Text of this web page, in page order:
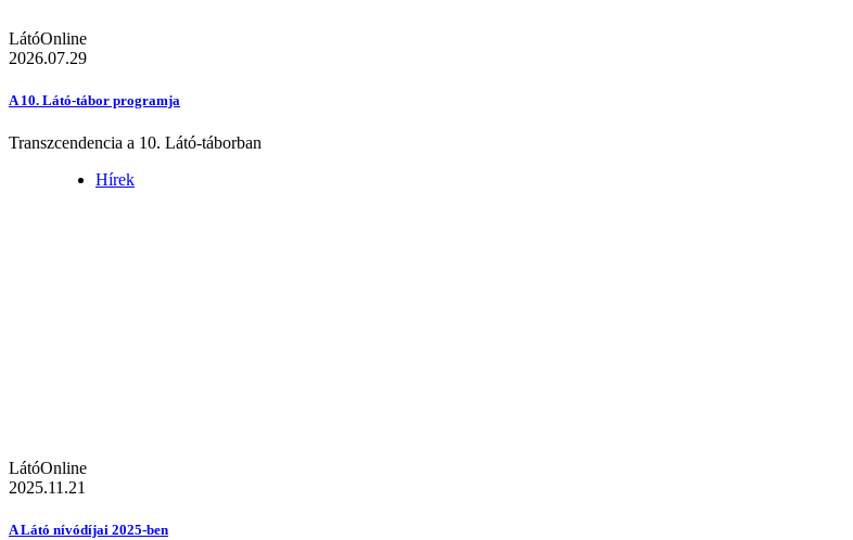
LátóOnline
2026.07.29
A 10. Látó-tábor programja
Transzcendencia a 10. Látó-táborban
Hírek
LátóOnline
2025.11.21
A Látó nívódíjai 2025-ben